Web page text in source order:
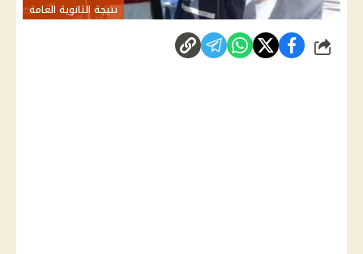
نتيجة الثانوية العامة
شارك